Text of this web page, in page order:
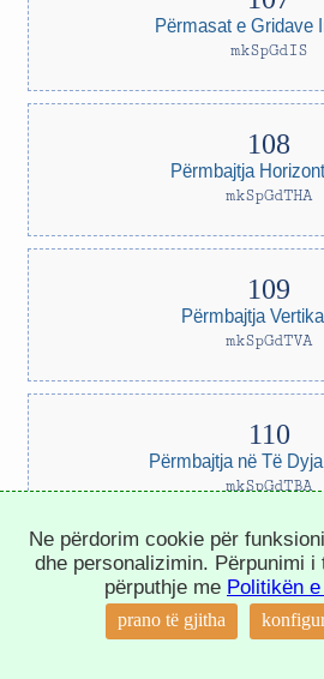
Përmasat e Gridave
mkSpGdIS
Përmbajtja
mkSpGdTHA
Përmbajtja
mkSpGdTVA
Përmbajtja në Të
mkSpGdTBA
Qelizat
mkSpGdCHA
Ne përdorim cookie për
dhe personalizimin. Përpunimi i
përputhje me Politikën
prano të gjitha